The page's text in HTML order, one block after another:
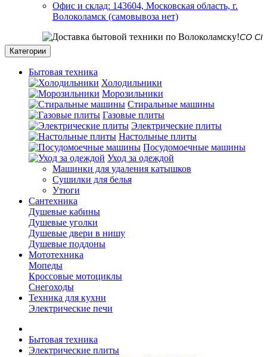
Офис и склад: 143604, Московская область, г.
Волоколамск (самовывоза нет)
СО СКЛАДА
Категории
Бытовая техника
Холодильники
Морозильники
Стиральные машины
Газовые плиты
Электрические плиты
Настольные плиты
Посудомоечные машины
Уход за одеждой
Машинки для удаления катышков
Сушилки для белья
Утюги
Сантехника
Душевые кабины
Душевые уголки
Душевые двери в нишу
Душевые поддоны
Мототехника
Мопеды
Кроссовые мотоциклы
Снегоходы
Техника для кухни
Электрические печи
Бытовая техника
Электрические плиты